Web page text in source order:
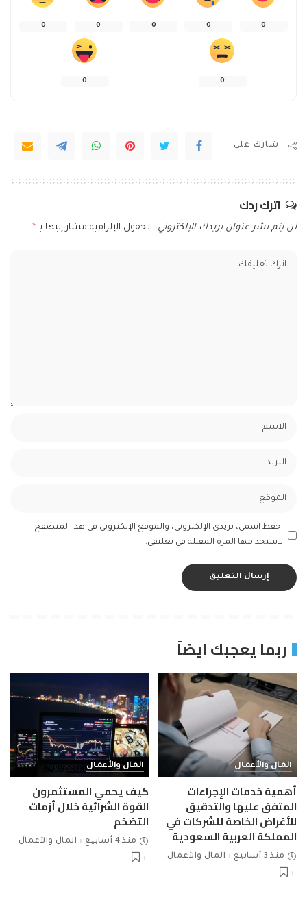
0
0
0
0
0
0
0
شارك على
اترك ردك
لن يتم نشر عنوان بريدك الإلكتروني. الحقول الإلزامية مشار إليها بـ *
احفظ اسمي، بريدي الإلكتروني، والموقع الإلكتروني في هذا المتصفح
لاستخدامها المرة المقبلة في تعليقي.
ربما يعجبك ايضاً
المال والأعمال
أهمية خدمات الإجراءات
المتفق عليها والتدقيق
للأغراض الخاصة للشركات في
المملكة العربية السعودية
منذ 3 أسابيع المال والأعمال
المال والأعمال
كيف يحمي المستثمرون
القوة الشرائية خلال أزمات
التضخم
منذ 4 أسابيع المال والأعمال